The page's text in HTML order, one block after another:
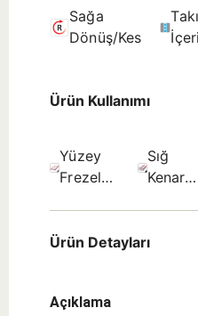
koşullarına
uygun - İlk
Sağa
Dönüş/Kesme
Ürün Kullanımı
Yüzey
Frezeleme
Sığ
Kenar
seçim.
Ürün Detayları
Açıklama